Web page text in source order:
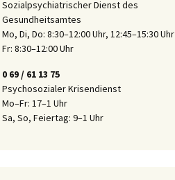
Sozialpsychiatrischer Dienst des
Gesundheitsamtes
Mo, Di, Do: 8:30–12:00 Uhr, 12:45–15:30 Uhr
Fr: 8:30–12:00 Uhr
0 69 / 61 13 75
Psychosozialer Krisendienst
Mo–Fr: 17–1 Uhr
Sa, So, Feiertag: 9–1 Uhr